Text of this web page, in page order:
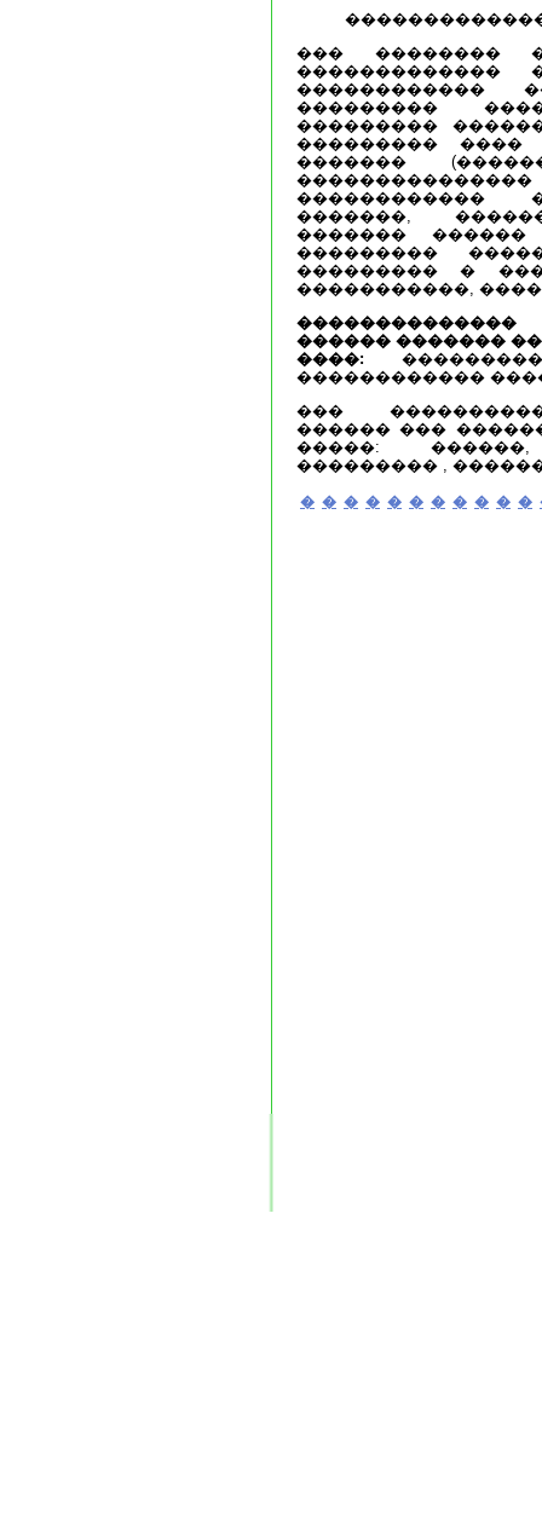
��� ��������
�������������
������������
���������
���������
���������
�������
������������
�������,
�������
���������
��������� �
�����������,
������ �������
����:
������������
���
������ ���
�����:
��������� ,
� � � � � � � � � � �